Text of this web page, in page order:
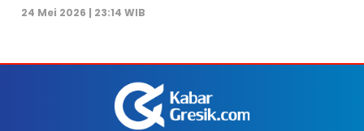
24 Mei 2026 | 23:14 WIB